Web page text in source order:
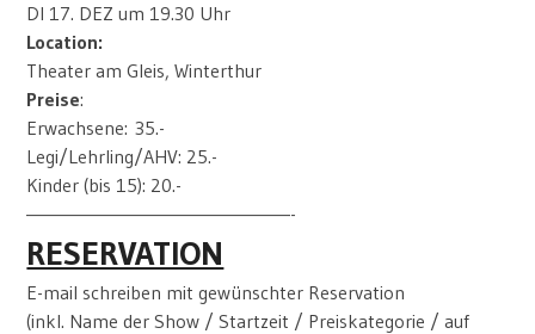
DI 17. DEZ um 19.30 Uhr
Location:
Theater am Gleis, Winterthur
Preise:
Erwachsene: 35.-
Legi/Lehrling/AHV: 25.-
Kinder (bis 15): 20.-
—————————————————-
RESERVATION
E-mail schreiben mit gewünschter Reservation
(inkl. Name der Show / Startzeit / Preiskategorie / auf